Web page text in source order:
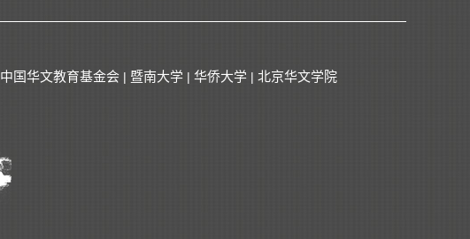
中国华文教育基金会 | 暨南大学 | 华侨大学 | 北京华文学院